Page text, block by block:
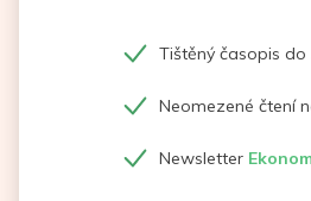
Tištěný časopis do
Neomezené čtení
Newsletter